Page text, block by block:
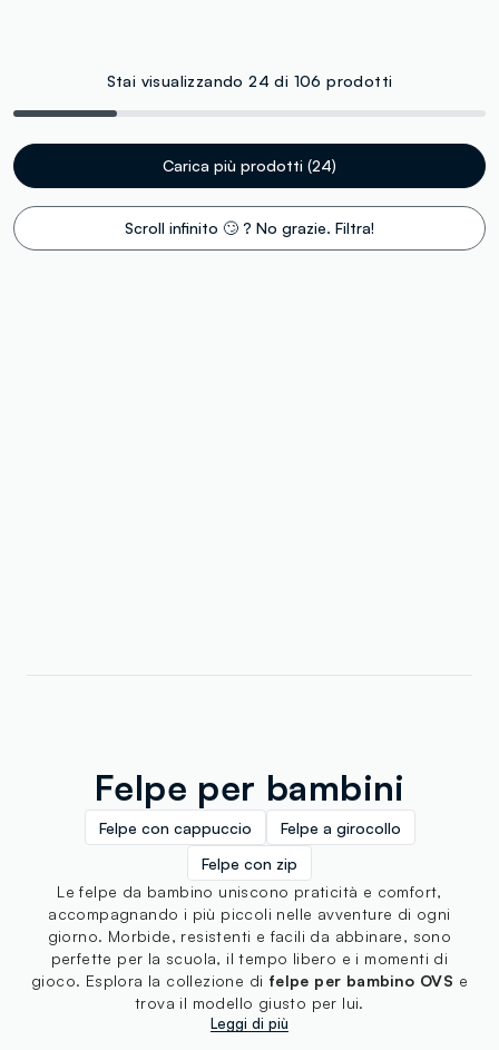
Stai visualizzando 24 di 106 prodotti
Carica più prodotti (24)
Scroll infinito 🙄 ? No grazie. Filtra!
Felpe per bambini
Felpe con cappuccio
Felpe a girocollo
Felpe con zip
Le felpe da bambino uniscono praticità e comfort,
accompagnando i più piccoli nelle avventure di ogni
giorno. Morbide, resistenti e facili da abbinare, sono
perfette per la scuola, il tempo libero e i momenti di
gioco. Esplora la collezione di felpe per bambino OVS e
trova il modello giusto per lui.
Leggi di più